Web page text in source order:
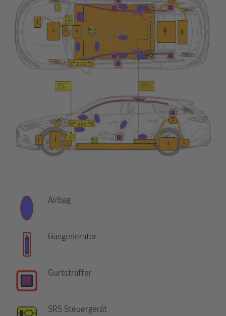
Airbag
Gasgenerator
Gurtstraffer
SRS Steuergerät